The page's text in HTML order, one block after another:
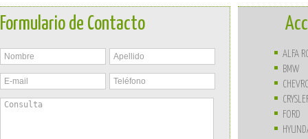
Formulario de Contacto
ALFA
BMW
FORD